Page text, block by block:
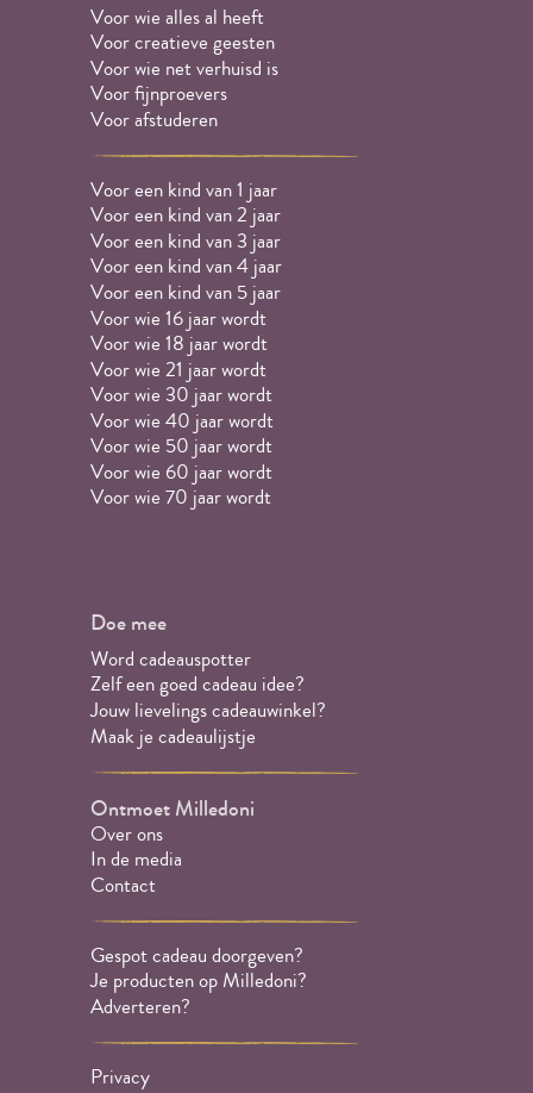
Voor wie alles al heeft
Voor creatieve geesten
Voor wie net verhuisd is
Voor fijnproevers
Voor afstuderen
Voor een kind van 1 jaar
Voor een kind van 2 jaar
Voor een kind van 3 jaar
Voor een kind van 4 jaar
Voor een kind van 5 jaar
Voor wie 16 jaar wordt
Voor wie 18 jaar wordt
Voor wie 21 jaar wordt
Voor wie 30 jaar wordt
Voor wie 40 jaar wordt
Voor wie 50 jaar wordt
Voor wie 60 jaar wordt
Voor wie 70 jaar wordt
Doe mee
Word cadeauspotter
Zelf een goed cadeau idee?
Jouw lievelings cadeauwinkel?
Maak je cadeaulijstje
Ontmoet Milledoni
Over ons
In de media
Contact
Gespot cadeau doorgeven?
Je producten op Milledoni?
Adverteren?
Privacy